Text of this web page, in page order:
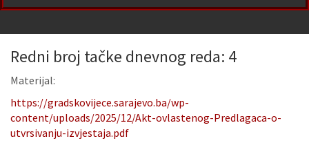
Redni broj tačke dnevnog reda: 4
Materijal:
https://gradskovijece.sarajevo.ba/wp-
content/uploads/2025/12/Akt-ovlastenog-Predlagaca-o-
utvrsivanju-izvjestaja.pdf